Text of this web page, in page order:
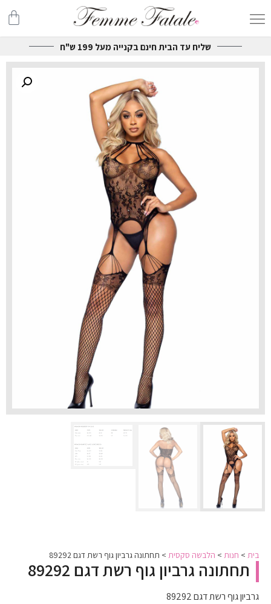
שליח עד הבית חינם בקנייה מעל 199 ש"ח
בית > חנות > הלבשה סקסית > תחתונה גרביון גוף רשת דגם 89292
תחתונה גרביון גוף רשת דגם 89292
גרביון גוף רשת דגם 89292